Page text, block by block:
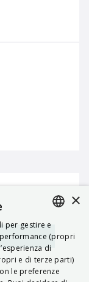
ITALIAN
ENGLISH
FRENCH
×
per gestire e
(propri
di
e di terze parti)
le preferenze